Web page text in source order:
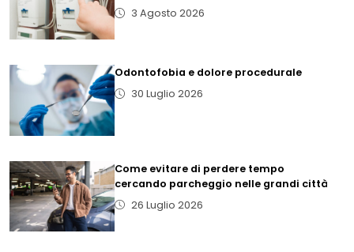
3 Agosto 2026
Odontofobia e dolore procedurale
30 Luglio 2026
Come evitare di perdere tempo
cercando parcheggio nelle grandi città
26 Luglio 2026